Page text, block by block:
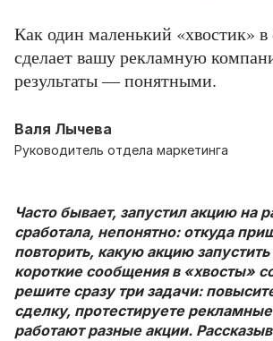
Как один маленький «хвостик»
сделает вашу рекламную
результаты — понятными.
Валя Лычева
Руководитель отдела маркетинга
Часто бывает, запустил акцию на
сработала, непонятно: откуда
повторить, какую акцию
короткие сообщения в «хвосты»
решите сразу три задачи:
сделку, протестируете
работают разные акции.